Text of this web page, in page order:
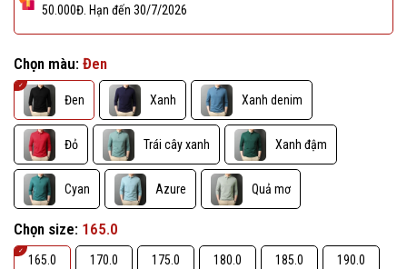
50.000Đ. Hạn đến 30/7/2026
Chọn màu: Đen
Đen Xanh Xanh denim
Đỏ Trái cây xanh Xanh đậm
Cyan Azure Quả mơ
Chọn size: 165.0
165.0 170.0 175.0 180.0 185.0 190.0